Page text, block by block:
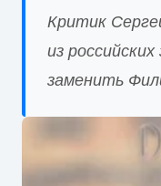
Критик
из
заменить